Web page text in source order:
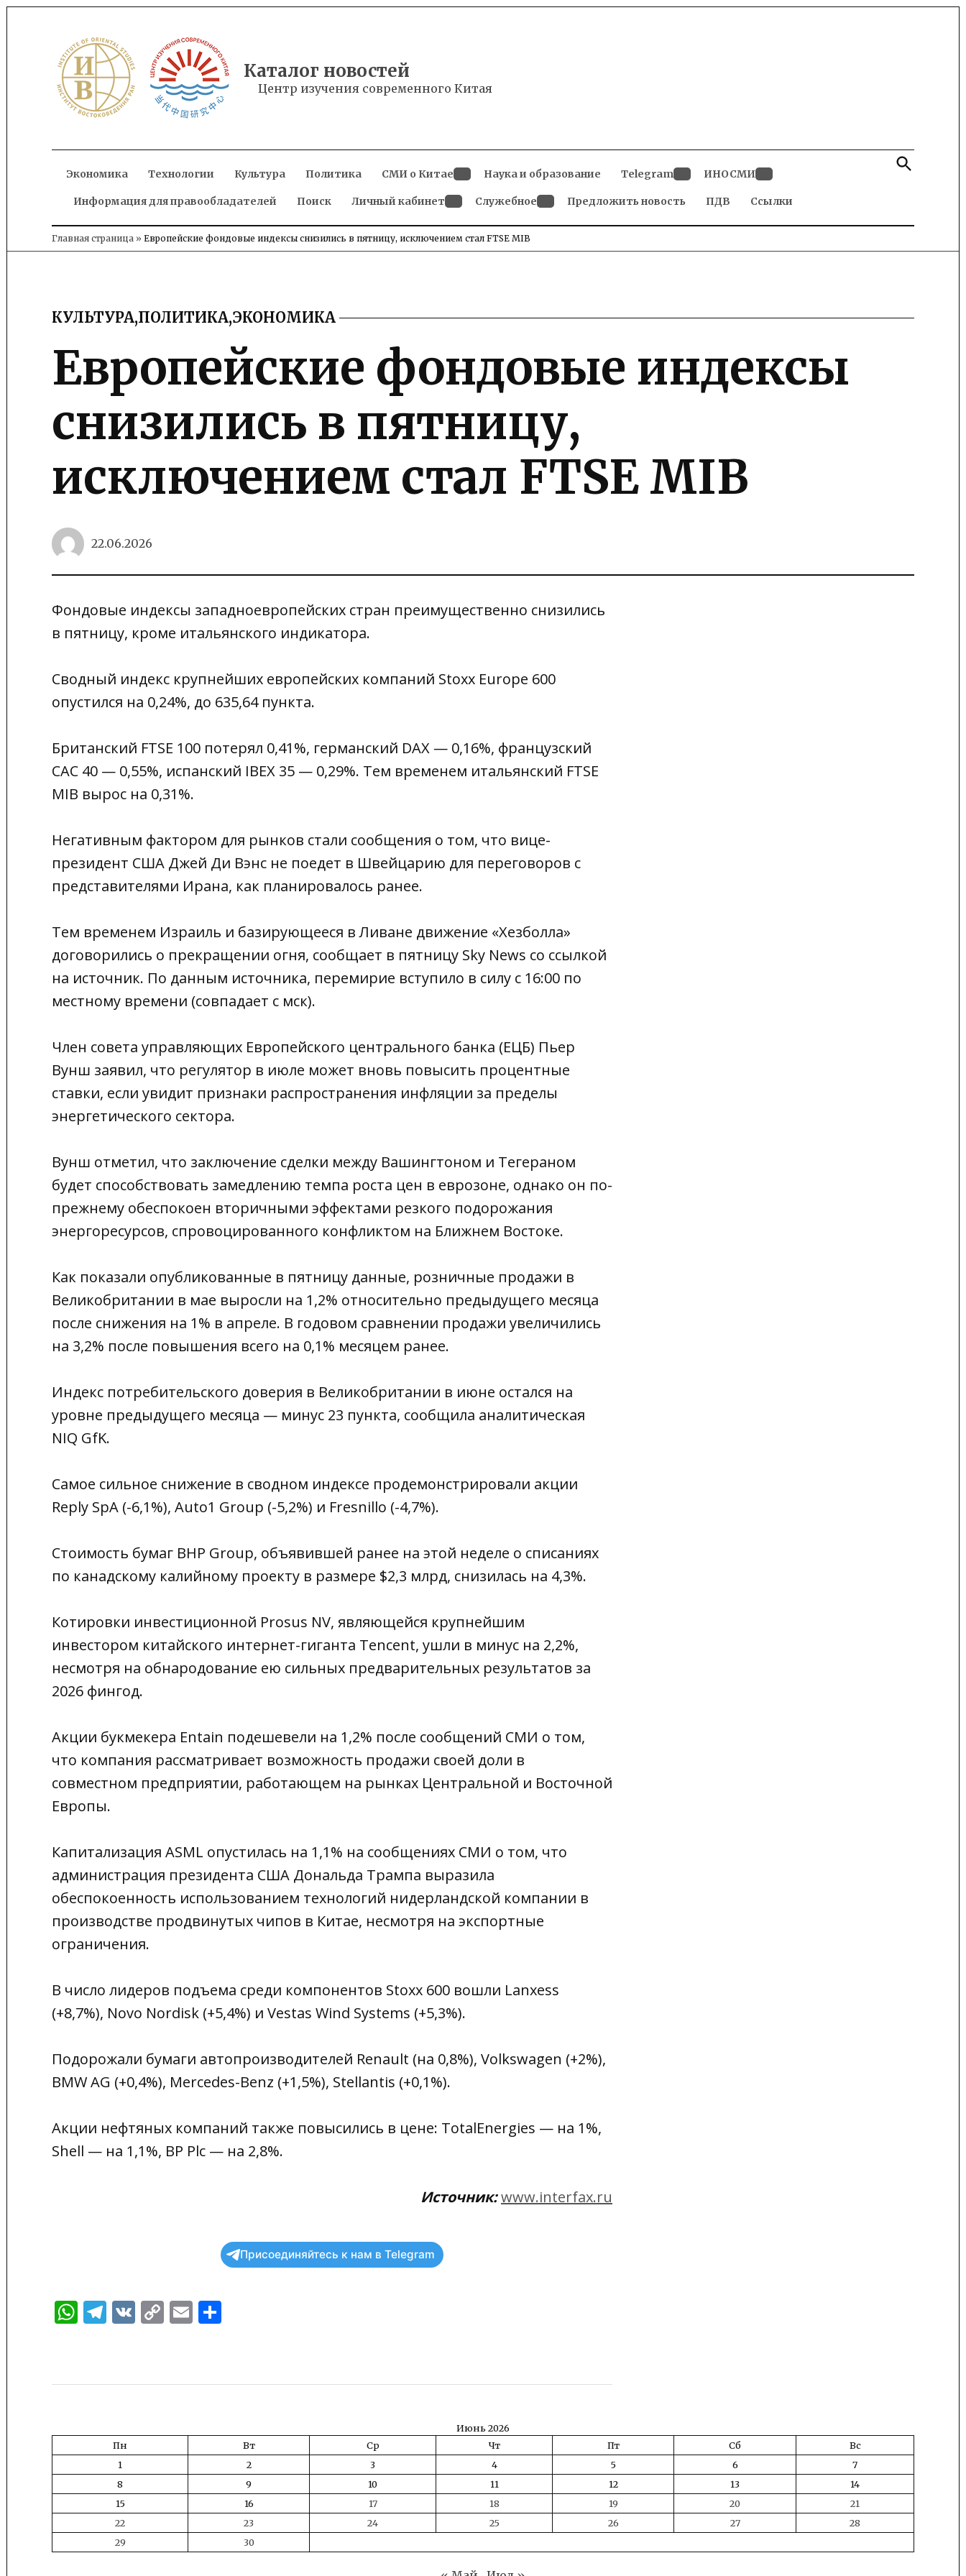
content
Каталог новостей
Центр изучения современного Китая
Экономика Технологии Культура Политика СМИ о Китае
dropdown
menu
Наука и образование Telegram
dropdown
ИНОСМИ
dropdown
Информация для правообладателей Поиск Личный кабинет
dropdown
menu
Служебное
dropdown
Предложить новость ПДВ Ссылки
Open
Search
Главная страница » Европейские фондовые индексы снизились в пятницу, исключением стал FTSE MIB
POSTED
КУЛЬТУРА,ПОЛИТИКА,ЭКОНОМИКА
Европейские фондовые индексы
снизились в пятницу,
исключением стал FTSE MIB
22.06.2026
Фондовые индексы западноевропейских стран преимущественно снизились
в пятницу, кроме итальянского индикатора.
Сводный индекс крупнейших европейских компаний Stoxx Europe 600
опустился на 0,24%, до 635,64 пункта.
Британский FTSE 100 потерял 0,41%, германский DAX — 0,16%, французский
CAC 40 — 0,55%, испанский IBEX 35 — 0,29%. Тем временем итальянский FTSE
MIB вырос на 0,31%.
Негативным фактором для рынков стали сообщения о том, что вице-
президент США Джей Ди Вэнс не поедет в Швейцарию для переговоров с
представителями Ирана, как планировалось ранее.
Тем временем Израиль и базирующееся в Ливане движение «Хезболла»
договорились о прекращении огня, сообщает в пятницу Sky News со ссылкой
на источник. По данным источника, перемирие вступило в силу с 16:00 по
местному времени (совпадает с мск).
Член совета управляющих Европейского центрального банка (ЕЦБ) Пьер
Вунш заявил, что регулятор в июле может вновь повысить процентные
ставки, если увидит признаки распространения инфляции за пределы
энергетического сектора.
Вунш отметил, что заключение сделки между Вашингтоном и Тегераном
будет способствовать замедлению темпа роста цен в еврозоне, однако он по-
прежнему обеспокоен вторичными эффектами резкого подорожания
энергоресурсов, спровоцированного конфликтом на Ближнем Востоке.
Как показали опубликованные в пятницу данные, розничные продажи в
Великобритании в мае выросли на 1,2% относительно предыдущего месяца
после снижения на 1% в апреле. В годовом сравнении продажи увеличились
на 3,2% после повышения всего на 0,1% месяцем ранее.
Индекс потребительского доверия в Великобритании в июне остался на
уровне предыдущего месяца — минус 23 пункта, сообщила аналитическая
NIQ GfK.
Самое сильное снижение в сводном индексе продемонстрировали акции
Reply SpA (-6,1%), Auto1 Group (-5,2%) и Fresnillo (-4,7%).
Стоимость бумаг BHP Group, объявившей ранее на этой неделе о списаниях
по канадскому калийному проекту в размере $2,3 млрд, снизилась на 4,3%.
Котировки инвестиционной Prosus NV, являющейся крупнейшим
инвестором китайского интернет-гиганта Tencent, ушли в минус на 2,2%,
несмотря на обнародование ею сильных предварительных результатов за
2026 фингод.
Акции букмекера Entain подешевели на 1,2% после сообщений СМИ о том,
что компания рассматривает возможность продажи своей доли в
совместном предприятии, работающем на рынках Центральной и Восточной
Европы.
Капитализация ASML опустилась на 1,1% на сообщениях СМИ о том, что
администрация президента США Дональда Трампа выразила
обеспокоенность использованием технологий нидерландской компании в
производстве продвинутых чипов в Китае, несмотря на экспортные
ограничения.
В число лидеров подъема среди компонентов Stoxx 600 вошли Lanxess
(+8,7%), Novo Nordisk (+5,4%) и Vestas Wind Systems (+5,3%).
Подорожали бумаги автопроизводителей Renault (на 0,8%), Volkswagen (+2%),
BMW AG (+0,4%), Mercedes-Benz (+1,5%), Stellantis (+0,1%).
Акции нефтяных компаний также повысились в цене: TotalEnergies — на 1%,
Shell — на 1,1%, BP Plc — на 2,8%.
Источник:www.interfax.ru
Присоединяйтесь к нам в Telegram
WhatsApp
Telegram
VK CopyEmail
Июнь 2026
Пн
Вт Ср Чт Пт Сб
Вс
1
2 3 4 5 6
7
8
9 10 11 12 13
14
15
16 17 18 19 20
21
22
23 24 25 26 27
28
29
30